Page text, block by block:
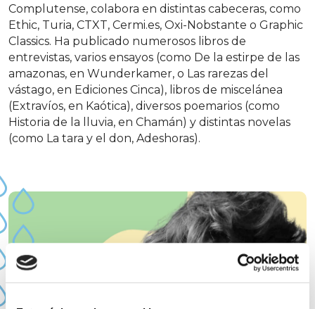
Complutense, colabora en distintas cabeceras, como
Ethic, Turia, CTXT, Cermi.es, Oxi-Nobstante o Graphic
Classics. Ha publicado numerosos libros de
entrevistas, varios ensayos (como De la estirpe de las
amazonas, en Wunderkamer, o Las rarezas del
vástago, en Ediciones Cinca), libros de miscelánea
(Extravíos, en Kaótica), diversos poemarios (como
Historia de la lluvia, en Chamán) y distintas novelas
(como La tara y el don, Adeshoras).